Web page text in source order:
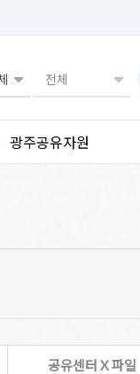
광주공유자원
공유센터 X 파일